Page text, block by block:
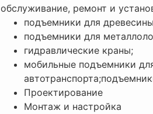
обслуживание, ремонт и
подъемники для
подъемники для
гидравлические краны;
мобильные подъемники
Проектирование
Монтаж и настройка